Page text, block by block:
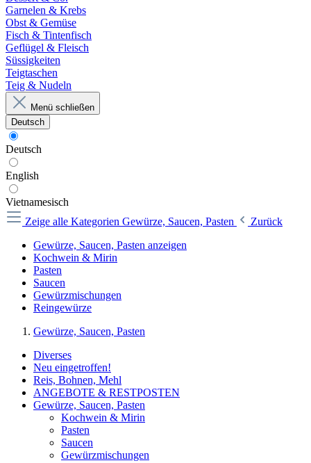
Garnelen & Krebs
Obst & Gemüse
Fisch & Tintenfisch
Geflügel & Fleisch
Süssigkeiten
Teigtaschen
Teig & Nudeln
Menü schließen
Deutsch
Deutsch
English
Vietnamesisch
Zeige alle Kategorien Gewürze, Saucen, Pasten
Zurück
Gewürze, Saucen, Pasten anzeigen
Kochwein & Mirin
Pasten
Saucen
Gewürzmischungen
Reingewürze
Gewürze, Saucen, Pasten
Diverses
Neu eingetroffen!
Reis, Bohnen, Mehl
ANGEBOTE & RESTPOSTEN
Gewürze, Saucen, Pasten
Kochwein & Mirin
Pasten
Saucen
Gewürzmischungen